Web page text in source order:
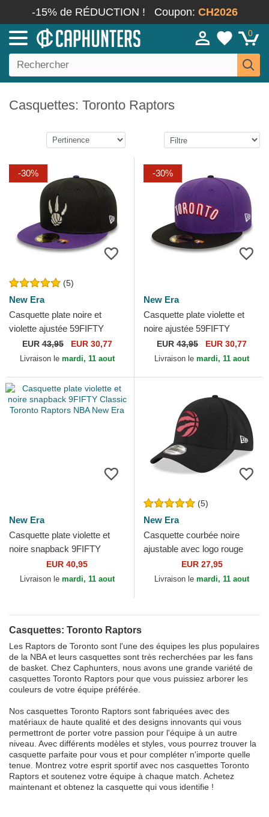
-15% de RÉDUCTION ! Coupon: CH2026
0
Casquettes: Toronto Raptors
-30%
(5)
New Era
Casquette plate noire et
violette ajustée 59FIFTY
Classic Toronto Raptors NBA
New Era
EUR43,95 EUR 30,77
Livraison le mardi, 11 aout
-30%
New Era
Casquette plate violette et
noire ajustée 59FIFTY
Classic Toronto Raptors NBA
New Era
EUR 43,95 EUR 30,77
Livraison le mardi, 11 aout
New Era
Casquette plate violette et
noire snapback 9FIFTY
Classic Toronto Raptors NBA
New Era
EUR 40,95
Livraison le mardi, 11 aout
(5)
New Era
Casquette courbée noire
ajustable avec logo rouge
9FORTY The League Toronto
Raptors NBA New Era
EUR 27,95
Livraison le mardi, 11 aout
Casquettes: Toronto Raptors
Les Raptors de Toronto sont l'une des équipes les plus populaires
de la NBA et leurs casquettes sont très recherchées par les fans
de basket. Chez Caphunters, nous avons une grande variété de
casquettes Toronto Raptors pour que vous puissiez arborer les
couleurs de votre équipe préférée.
Nos casquettes Toronto Raptors sont fabriquées avec des
matériaux de haute qualité et des designs innovants qui vous
permettront de porter votre passion pour l'équipe à un autre
niveau. Avec différents modèles et styles, vous pourrez trouver la
casquette parfaite pour vous et pour compléter n'importe quelle
tenue. Montrez votre esprit sportif avec nos casquettes Toronto
Raptors et soutenez votre équipe à chaque match. Achetez
maintenant et obtenez la casquette qui vous identifie !